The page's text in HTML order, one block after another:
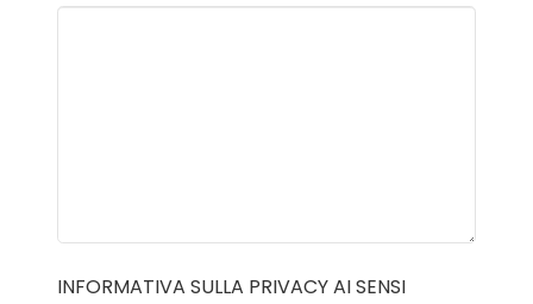
INFORMATIVA SULLA PRIVACY AI SENSI